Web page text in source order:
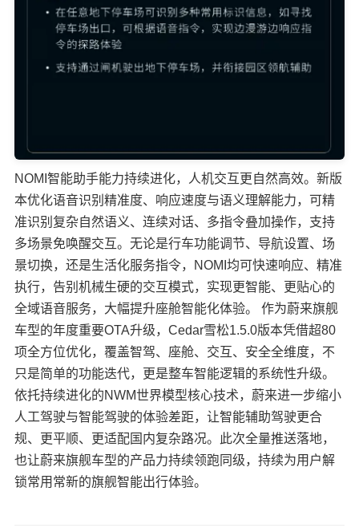
NOMI智能助手能力持续进化，人机交互更自然高效。新版
本优化语音识别精准度、响应速度与语义理解能力，可精
准识别复杂自然语义、连续对话、多指令叠加操作，支持
多场景免唤醒交互。无论是行车功能调节、导航设置、场
景切换，还是生活化服务指令，NOMI均可快速响应、精准
执行，告别机械生硬的交互模式，实现更智能、更贴心的
全域语音服务，大幅提升座舱智能化体验。 作为蔚来旗舰
车型的年度重要OTA升级，Cedar雪松1.5.0版本凭借超80
项全方位优化，覆盖智驾、座舱、交互、安全全维度，不
只是简单的功能迭代，更是整车智能逻辑的系统性升级。
依托持续进化的NWM世界模型核心技术，蔚来进一步缩小
人工驾驶与智能驾驶的体验差距，让智能辅助驾驶更合
规、更平顺、更适配国内复杂路况。此次全量推送落地，
也让蔚来旗舰车型的产品力持续领跑同级，持续为用户解
锁常用常新的旗舰智能出行体验。